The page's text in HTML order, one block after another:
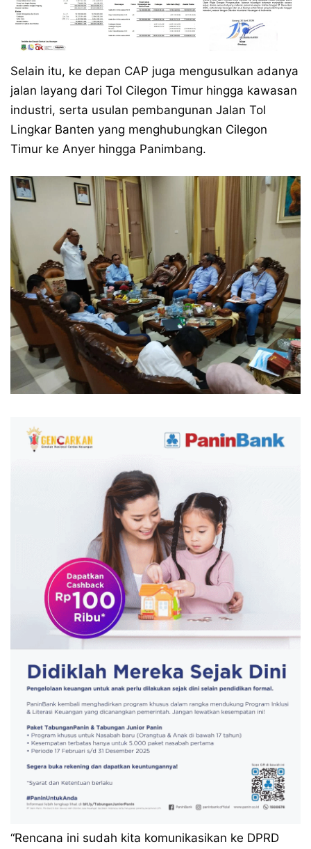
Selain itu, ke depan CAP juga mengusulkan adanya
jalan layang dari Tol Cilegon Timur hingga kawasan
industri, serta usulan pembangunan Jalan Tol
Lingkar Banten yang menghubungkan Cilegon
Timur ke Anyer hingga Panimbang.
“Rencana ini sudah kita komunikasikan ke DPRD